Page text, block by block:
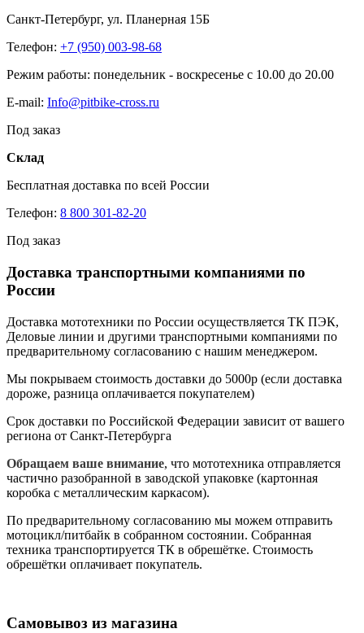
Санкт-Петербург, ул. Планерная 15Б
Телефон: +7 (950) 003-98-68
Режим работы: понедельник - воскресенье с 10.00 до 20.00
E-mail: Info@pitbike-cross.ru
Под заказ
Склад
Бесплатная доставка по всей России
Телефон: 8 800 301-82-20
Под заказ
Доставка транспортными компаниями по
России
Доставка мототехники по России осуществляется ТК ПЭК,
Деловые линии и другими транспортными компаниями по
предварительному согласованию с нашим менеджером.
Мы покрываем стоимость доставки до 5000р (если доставка
дороже, разница оплачивается покупателем)
Срок доставки по Российской Федерации зависит от вашего
региона от Санкт-Петербурга
Обращаем ваше внимание, что мототехника отправляется
частично разобранной в заводской упаковке (картонная
коробка с металлическим каркасом).
По предварительному согласованию мы можем отправить
мотоцикл/питбайк в собранном состоянии. Собранная
техника транспортируется ТК в обрешётке. Стоимость
обрешётки оплачивает покупатель.
Самовывоз из магазина